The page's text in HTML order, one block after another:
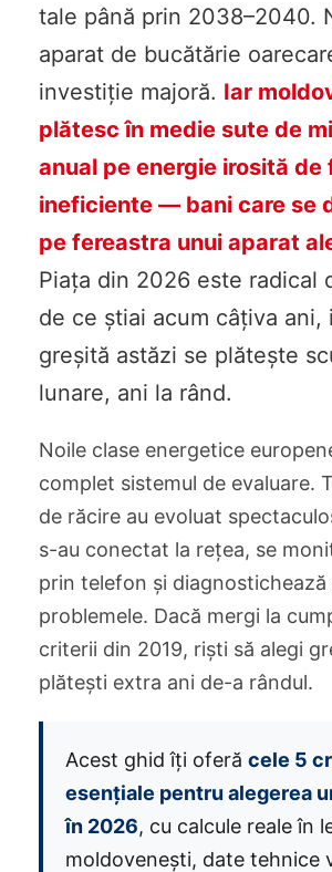
tale până prin 2038–2040.
aparat de bucătărie
investiție majoră. Iar
plătesc în medie sute de
anual pe energie irosită de
ineficiente — bani care se
pe fereastra unui aparat
Piața din 2026 este radical
de ce știai acum câțiva ani,
greșită astăzi se plătește
lunare, ani la rând.
Noile clase energetice
complet sistemul de evaluare.
de răcire au evoluat
s-au conectat la rețea, se
prin telefon și diagnostichează
problemele. Dacă mergi la
criterii din 2019, riști să alegi
plătești extra ani de-a rândul.
Acest ghid îți oferă cele 5
esențiale pentru alegerea
în 2026, cu calcule reale în
moldovenești, date tehnice